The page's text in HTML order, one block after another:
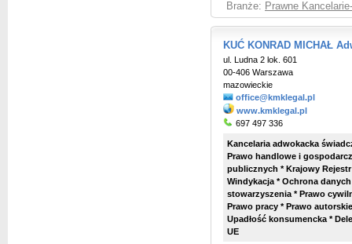
Branże: Prawne
KUĆ KONRAD MICHAŁ
ul. Ludna 2 lok. 601
00-406 Warszawa
mazowieckie
office@kmklegal.pl
www.kmklegal.pl
697 497 336
Kancelaria adwokacka
Prawo handlowe i
publicznych * Krajowy
Windykacja * Ochrona
stowarzyszenia * Prawo
Prawo pracy * Prawo
Upadłość konsumencka *
UE